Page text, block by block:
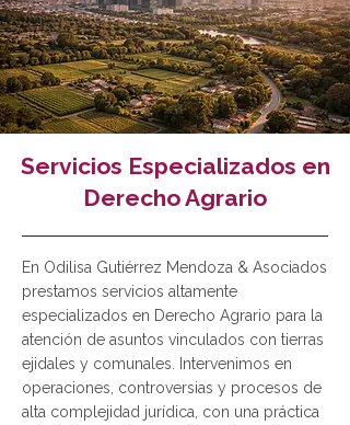
Servicios Especializados en
Derecho Agrario
En Odilisa Gutiérrez Mendoza & Asociados
prestamos servicios altamente
especializados en Derecho Agrario para la
atención de asuntos vinculados con tierras
ejidales y comunales. Intervenimos en
operaciones, controversias y procesos de
alta complejidad jurídica, con una práctica